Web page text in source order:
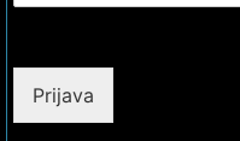
Prijava